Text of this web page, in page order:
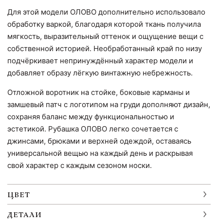
Для этой модели ОЛОВО дополнительно использовало
обработку варкой, благодаря которой ткань получила
мягкость, выразительный оттенок и ощущение вещи с
собственной историей. Необработанный край по низу
подчёркивает непринуждённый характер модели и
добавляет образу лёгкую винтажную небрежность.
Отложной воротник на стойке, боковые карманы и
замшевый патч с логотипом на груди дополняют дизайн,
сохраняя баланс между функциональностью и
эстетикой. Рубашка ОЛОВО легко сочетается с
джинсами, брюками и верхней одеждой, оставаясь
универсальной вещью на каждый день и раскрывая
свой характер с каждым сезоном носки.
ЦВЕТ
ДЕТАЛИ